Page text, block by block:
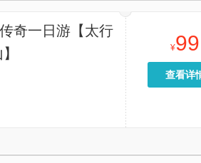
奇一日游【太行
¥99
查看详